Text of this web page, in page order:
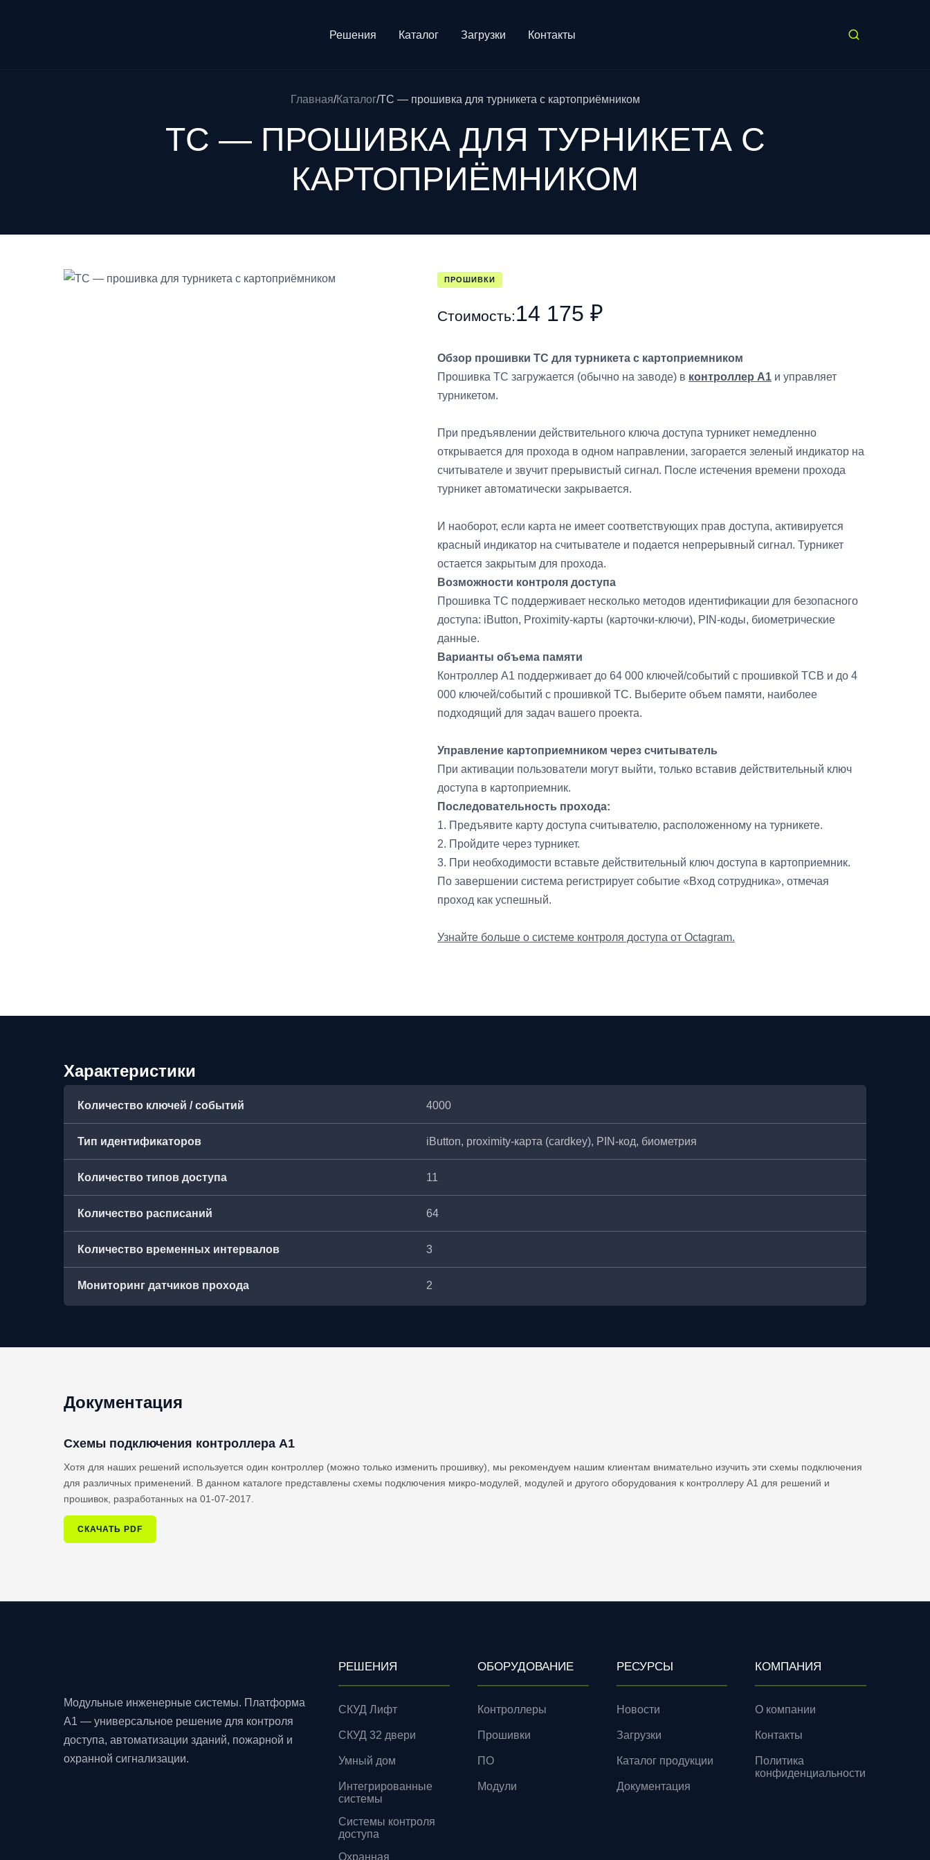
Решения Каталог Загрузки Контакты
Главная/Каталог/TC — прошивка для турникета с картоприёмником
TC — ПРОШИВКА ДЛЯ ТУРНИКЕТА С
КАРТОПРИЁМНИКОМ
ПРОШИВКИ
Стоимость:14 175 ₽
Обзор прошивки TC для турникета с картоприемником
Прошивка TC загружается (обычно на заводе) в контроллер A1 и управляет
турникетом.
При предъявлении действительного ключа доступа турникет немедленно
открывается для прохода в одном направлении, загорается зеленый индикатор на
считывателе и звучит прерывистый сигнал. После истечения времени прохода
турникет автоматически закрывается.
И наоборот, если карта не имеет соответствующих прав доступа, активируется
красный индикатор на считывателе и подается непрерывный сигнал. Турникет
остается закрытым для прохода.
Возможности контроля доступа
Прошивка TC поддерживает несколько методов идентификации для безопасного
доступа: iButton, Proximity-карты (карточки-ключи), PIN-коды, биометрические
данные.
Варианты объема памяти
Контроллер A1 поддерживает до 64 000 ключей/событий с прошивкой TCB и до 4
000 ключей/событий с прошивкой TC. Выберите объем памяти, наиболее
подходящий для задач вашего проекта.
Управление картоприемником через считыватель
При активации пользователи могут выйти, только вставив действительный ключ
доступа в картоприемник.
Последовательность прохода:
1. Предъявите карту доступа считывателю, расположенному на турникете.
2. Пройдите через турникет.
3. При необходимости вставьте действительный ключ доступа в картоприемник.
По завершении система регистрирует событие «Вход сотрудника», отмечая
проход как успешный.
Узнайте больше о системе контроля доступа от Octagram.
Характеристики
Количество ключей / событий 4000
Тип идентификаторов iButton, proximity-карта (cardkey), PIN-код, биометрия
Количество типов доступа 11
Количество расписаний 64
Количество временных интервалов 3
Мониторинг датчиков прохода 2
Документация
Схемы подключения контроллера A1
Хотя для наших решений используется один контроллер (можно только изменить прошивку), мы рекомендуем нашим клиентам внимательно изучить эти схемы подключения
для различных применений. В данном каталоге представлены схемы подключения микро-модулей, модулей и другого оборудования к контроллеру A1 для решений и
прошивок, разработанных на 01-07-2017.
СКАЧАТЬ PDF
Модульные инженерные системы. Платформа
A1 — универсальное решение для контроля
доступа, автоматизации зданий, пожарной и
охранной сигнализации.
РЕШЕНИЯ
СКУД Лифт
СКУД 32 двери
Умный дом
Интегрированные
системы
Системы контроля
доступа
Охранная
ОБОРУДОВАНИЕ
Контроллеры
Прошивки
ПО
Модули
РЕСУРСЫ
Новости
Загрузки
Каталог продукции
Документация
КОМПАНИЯ
О компании
Контакты
Политика
конфиденциальности